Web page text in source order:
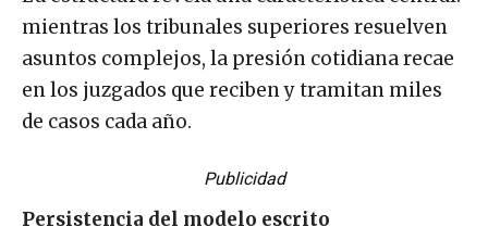
mientras los tribunales superiores resuelven
asuntos complejos, la presión cotidiana recae
en los juzgados que reciben y tramitan miles
de casos cada año.
Publicidad
Persistencia del modelo escrito